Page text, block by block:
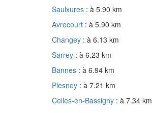
Saulxures : à 5.90 km
Avrecourt : à 5.90 km
Changey : à 6.13 km
Sarrey : à 6.23 km
Bannes : à 6.94 km
Plesnoy : à 7.21 km
Celles-en-Bassigny : à 7.34 km